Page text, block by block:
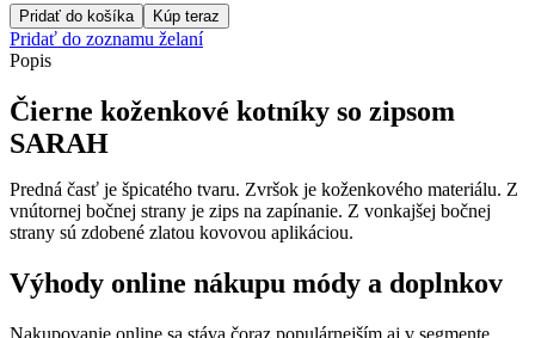
množstvo
Čierne
koženkové
kotníky
so
zipsom
SARAH
Pridať do košíka Kúp teraz
Pridať do zoznamu želaní
Popis
Čierne koženkové kotníky so zipsom
SARAH
Predná časť je špicatého tvaru. Zvršok je koženkového materiálu. Z
vnútornej bočnej strany je zips na zapínanie. Z vonkajšej bočnej
strany sú zdobené zlatou kovovou aplikáciou.
Výhody online nákupu módy a doplnkov
Nakupovanie online sa stáva čoraz populárnejším aj v segmente